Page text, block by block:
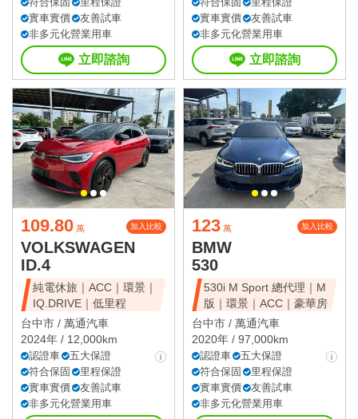
實車實價
友善試車
非多元化營業用車
立即諮詢
實車實價
友善試車
非多元化營業用車
立即諮詢
109.80 萬 加入比較
VOLKSWAGEN
ID.4
純電休旅｜ACC｜環景｜
IQ.DRIVE｜低里程
台中市 / 萬通汽車
2024年 / 12,000km
認證車
五大保證
符合保固
里程保證
實車實價
友善試車
非多元化營業用車
123 萬 加入比較
BMW
530
530i M Sport 總代理｜M
版｜環景｜ACC｜豪華房
台中市 / 萬通汽車
2020年 / 97,000km
認證車
五大保證
符合保固
里程保證
實車實價
友善試車
非多元化營業用車